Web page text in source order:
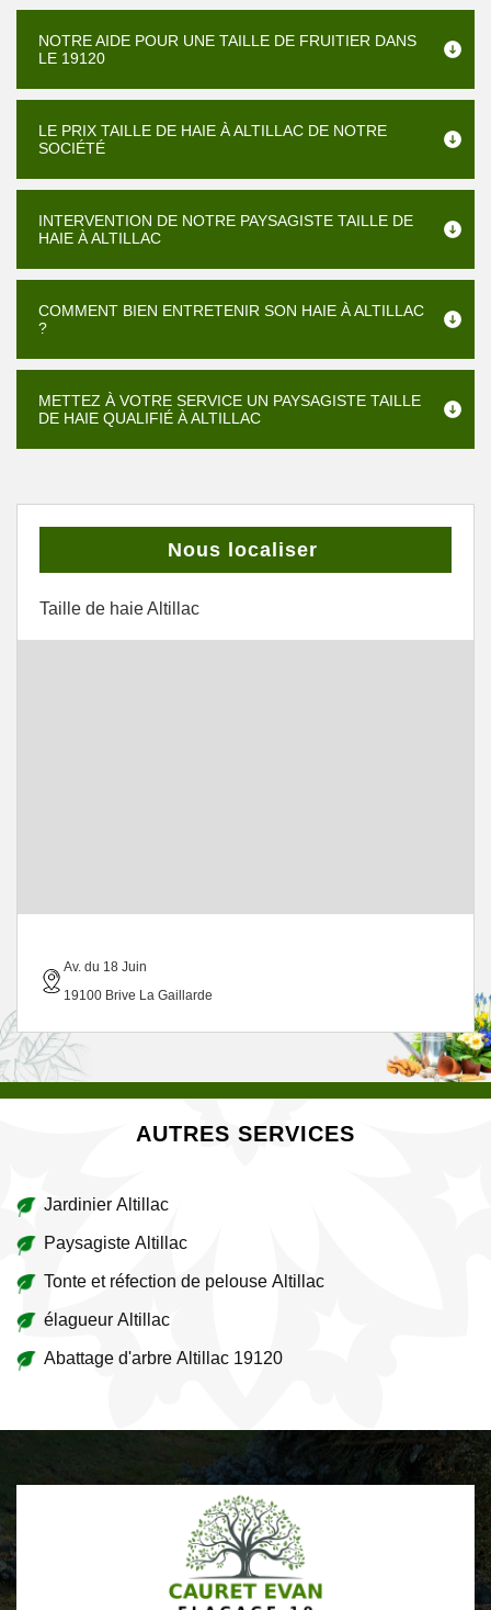
NOTRE AIDE POUR UNE TAILLE DE FRUITIER DANS
LE 19120
LE PRIX TAILLE DE HAIE À ALTILLAC DE NOTRE
SOCIÉTÉ
INTERVENTION DE NOTRE PAYSAGISTE TAILLE DE
HAIE À ALTILLAC
COMMENT BIEN ENTRETENIR SON HAIE À ALTILLAC
?
METTEZ À VOTRE SERVICE UN PAYSAGISTE TAILLE
DE HAIE QUALIFIÉ À ALTILLAC
Nous localiser
Taille de haie Altillac
Av. du 18 Juin
19100 Brive La Gaillarde
AUTRES SERVICES
Jardinier Altillac
Paysagiste Altillac
Tonte et réfection de pelouse Altillac
élagueur Altillac
Abattage d'arbre Altillac 19120